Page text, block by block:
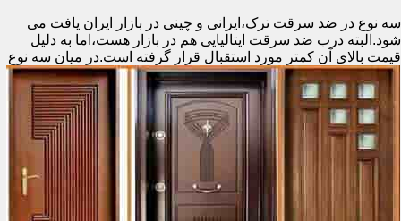
سه نوع در ضد سرقت ترک،ایرانی و چینی در بازار ایران یافت می
شود.البته درب ضد سرقت ایتالیایی هم در بازار هست،اما به دلیل
قیمت بالای آن کمتر مورد استقبال قرار گرفته است.در میان سه نوع